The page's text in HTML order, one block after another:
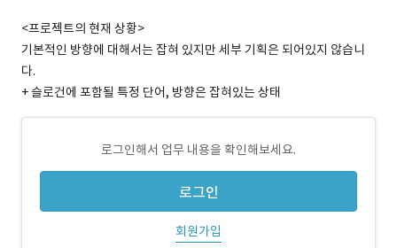
<프로젝트의 현재 상황>
기본적인 방향에 대해서는 잡혀 있지만 세부 기획은 되어있지 않습니
다.
+ 슬로건에 포함될 특정 단어, 방향은 잡혀있는 상태
로그인해서 업무 내용을 확인해보세요.
로그인
회원가입